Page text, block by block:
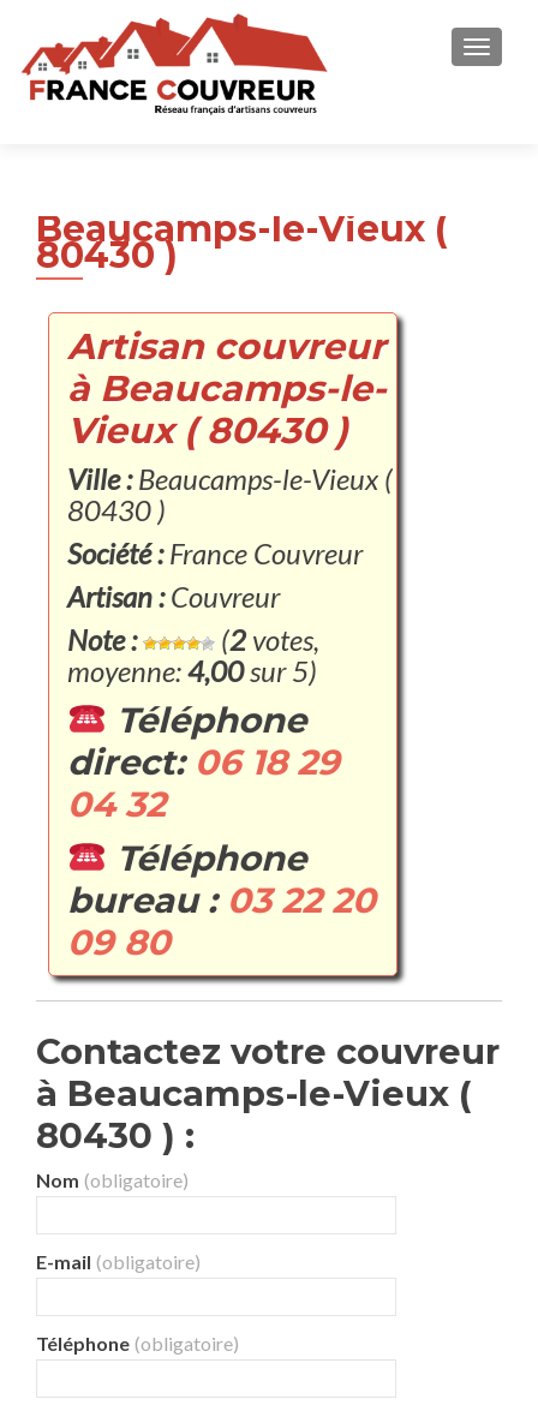
Beaucamps-le-Vieux (
80430 )
Artisan couvreur
à Beaucamps-le-
Vieux ( 80430 )
Ville :Beaucamps-le-Vieux (
80430 )
Société :France Couvreur
Artisan :Couvreur
Note :
(2votes,
moyenne:4,00sur 5)
Téléphone
direct: 06 18 29
04 32
Téléphone
bureau : 03 22 20
09 80
Contactez votre couvreur
à Beaucamps-le-Vieux (
80430 ) :
Nom (obligatoire)
E-mail (obligatoire)
Téléphone (obligatoire)